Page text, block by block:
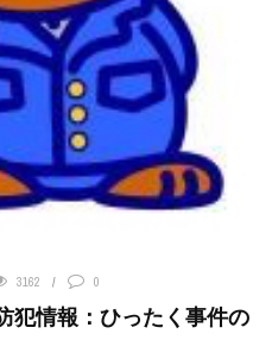
3162 0
犯情報：ひったく事件の